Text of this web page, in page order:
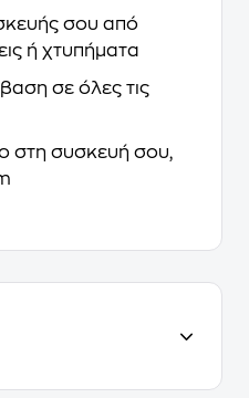
σου από
ή χτυπήματα
σε όλες τις
στη συσκευή σου,